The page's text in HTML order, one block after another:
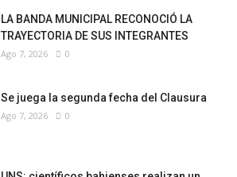
LA BANDA MUNICIPAL RECONOCIÓ LA
TRAYECTORIA DE SUS INTEGRANTES
Ago 7, 2026 0
Se juega la segunda fecha del Clausura
Ago 7, 2026 0